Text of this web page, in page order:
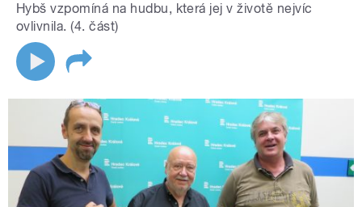
Hybš vzpomíná na hudbu, která jej v životě nejvíc
ovlivnila. (4. část)